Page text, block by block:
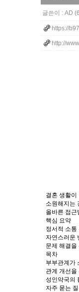
글쓴이 : AD
https://
http://
결혼 생활
소원해지는
올바른 접근
핵심 요약
정서적 소통
자연스러운
문제 해결을
목차
부부관계가
관계 개선을
성인약국의
자주 묻는